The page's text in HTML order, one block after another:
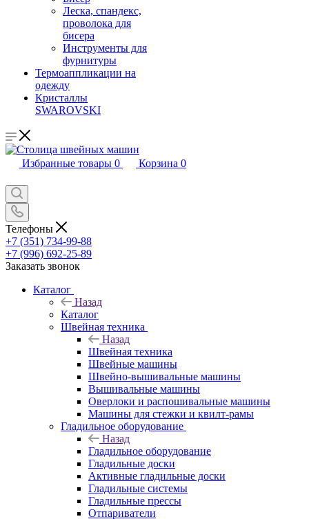
Леска, спандекс,
проволока для
бисера
Инструменты для
фурнитуры
Термоаппликации на
одежду
Кристаллы
SWAROVSKI
Избранные товары 0 Корзина 0
Телефоны
+7 (351) 734-99-88
+7 (996) 692-25-89
Заказать звонок
Каталог
Назад
Каталог
Швейная техника
Назад
Швейная техника
Швейные машины
Швейно-вышивальные машины
Вышивальные машины
Оверлоки и распошивальные машины
Машины для стежки и квилт-рамы
Гладильное оборудование
Назад
Гладильное оборудование
Гладильные доски
Активные гладильные доски
Гладильные системы
Гладильные прессы
Отпариватели